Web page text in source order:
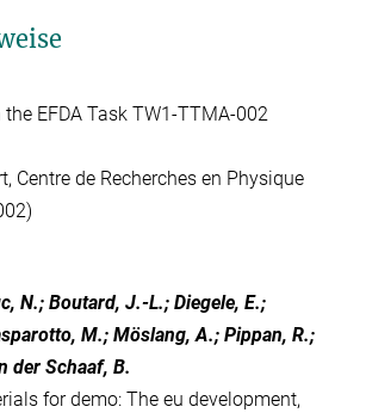
the EFDA Task TW1-TTMA-002
Centre de Recherches en Physique
N.; Boutard, J.-L.; Diegele, E.;
M.; Möslang, A.; Pippan, R.;
der Schaaf, B.
for demo: The eu development,